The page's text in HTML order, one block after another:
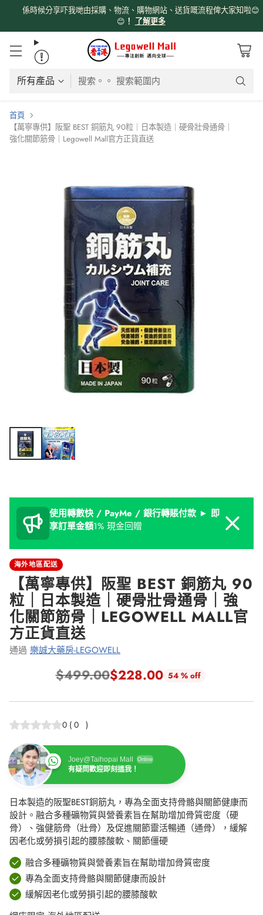
係時候分享吓我哋由採購、物流、購物網站、送貨嘅流程俾大家知啦😊
😊 ！ 了解更多
搜索。。 搜索範圍内
首頁
【萬寧專供】阪聖 BEST 銅筋丸 90粒｜日本製造｜硬骨壯骨通骨｜
強化關節筋骨｜Legowell Mall官方正貨直送
使用轉數快 / PayMe / 銀行轉賬付款 ► 即
享訂單金額1% 現金回贈
Dismiss
海外地區配送
【萬寧專供】阪聖 BEST 銅筋丸 90
粒｜日本製造｜硬骨壯骨通骨｜強
化關節筋骨｜LEGOWELL MALL官
方正貨直送
通過 樂誠大藥房-LEGOWELL
正
常
價
$499.00$228.00 54 % off
0 ( 0 )
Joey@Taihopai Mall Online
有疑問歡迎即刻搵我！
日本製造的阪聖BEST銅筋丸，專為全面支持骨骼與關節健康而
設計。融合多種礦物質與營養素旨在幫助增加骨質密度（硬
骨）、強健筋骨（壯骨）及促進關節靈活暢通（通骨），緩解
因老化或勞損引起的腰膝酸軟、關節僵硬
融合多種礦物質與營養素旨在幫助增加骨質密度
專為全面支持骨骼與關節健康而設計
緩解因老化或勞損引起的腰膝酸軟